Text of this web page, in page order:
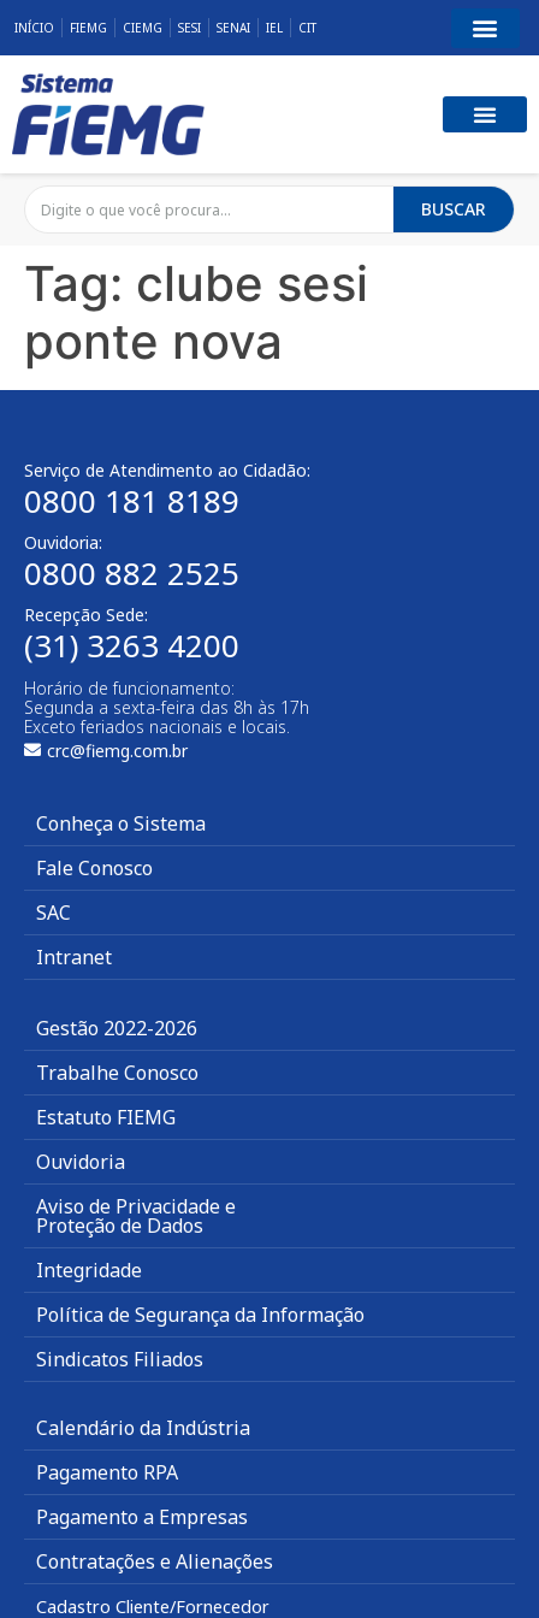
INÍCIO FIEMG CIEMG SESI SENAI IEL CIT
BUSCAR
Tag: clube sesi
ponte nova
Serviço de Atendimento ao Cidadão:
0800 181 8189
Ouvidoria:
0800 882 2525​
Recepção Sede:
(31) 3263 4200
Horário de funcionamento:
Segunda a sexta-feira das 8h às 17h
Exceto feriados nacionais e locais.
crc@fiemg.com.br
Conheça o Sistema
Fale Conosco
SAC
Intranet
Gestão 2022-2026
Trabalhe Conosco
Estatuto FIEMG
Ouvidoria
Aviso de Privacidade e
Proteção de Dados
Integridade
Política de Segurança da Informação
Sindicatos Filiados
Calendário da Indústria
Pagamento RPA
Pagamento a Empresas
Contratações e Alienações
Cadastro Cliente/Fornecedor